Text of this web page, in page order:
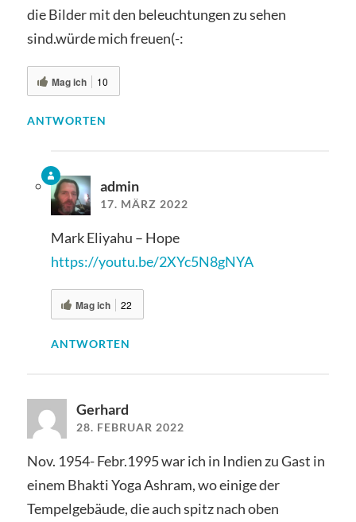
die Bilder mit den beleuchtungen zu sehen
sind.würde mich freuen(-:
Mag ich 10
ANTWORTEN
admin
17. MÄRZ 2022
Mark Eliyahu – Hope
https://youtu.be/2XYc5N8gNYA
Mag ich 22
ANTWORTEN
Gerhard
28. FEBRUAR 2022
Nov. 1954- Febr.1995 war ich in Indien zu Gast in
einem Bhakti Yoga Ashram, wo einige der
Tempelgebäude, die auch spitz nach oben